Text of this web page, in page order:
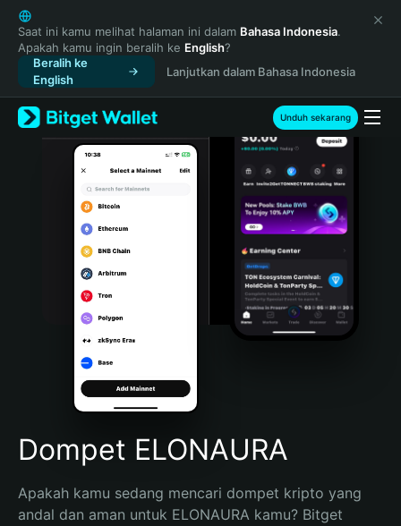
English
日本語
Tiếng Việt
Русский
Español (Latinoamérica)
Türkçe
Italiano
Português (Portugal)
Bahasa Indonesia
Português (Brasil)
Español (Argentina)
Saat ini kamu melihat halaman ini dalam Bahasa Indonesia.
Apakah kamu ingin beralih ke English?
Beralih ke
English
Lanjutkan dalam Bahasa Indonesia
Unduh sekarang
Dompet ELONAURA
Apakah kamu sedang mencari dompet kripto yang
andal dan aman untuk ELONAURA kamu? Bitget